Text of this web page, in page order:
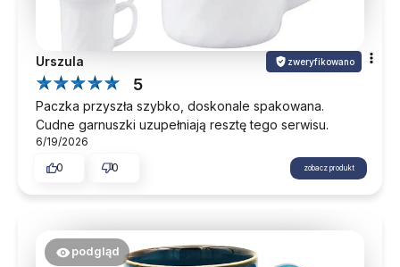
Urszula zweryfikowano
5
Paczka przyszła szybko, doskonale spakowana.
Cudne garnuszki uzupełniają resztę tego serwisu.
6/19/2026
0
0 zobacz produkt
podgląd